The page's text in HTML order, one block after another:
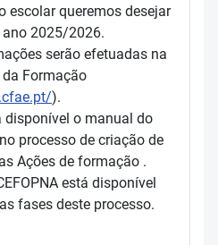
escolar queremos desejar
ano 2025/2026.
serão efetuadas na
Formação
).
o manual do
processo de criação de
Ações de formação .
está disponível
fases deste processo.